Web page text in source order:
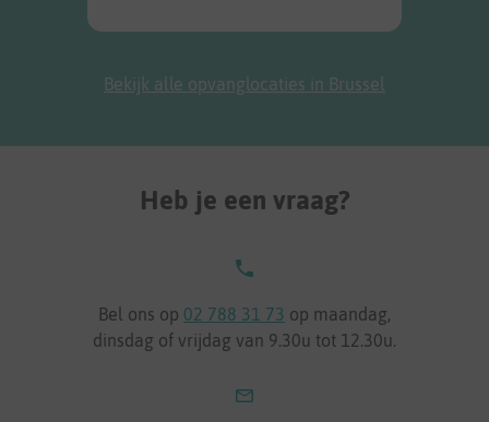
Bekijk alle opvanglocaties in Brussel
Heb je een vraag?
Bel ons op 02 788 31 73 op maandag,
dinsdag of vrijdag van 9.30u tot 12.30u.